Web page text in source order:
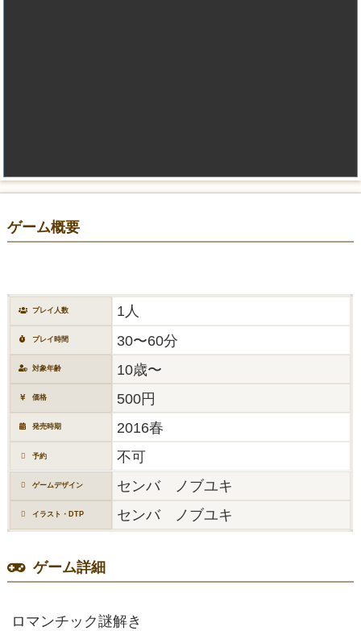
ゲーム概要
プレイ人数 1人
プレイ時間 30〜60分
対象年齢 10歳〜
価格 500円
発売時期 2016春
予約 不可
ゲームデザイン センバ ノブユキ
イラスト・DTP センバ ノブユキ
ゲーム詳細
ロマンチック謎解き